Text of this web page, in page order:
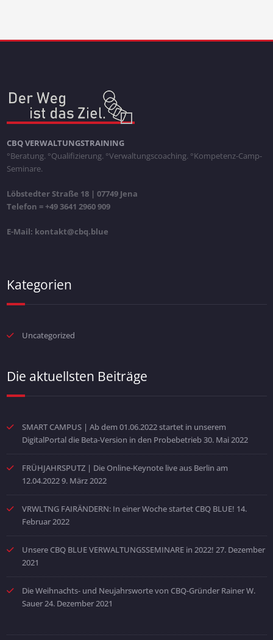
CBQ VERWALTUNGSTRAINING
°Beratung. °Qualifizierung. °Verwaltungscoaching. °Kompetenz-Camp-
Seminare.
Löbstedter Straße 18 | 07749 Jena
Telefon = +49 3641 2960 909
E-Mail: kontakt@cbq.blue
Kategorien
Uncategorized
Die aktuellsten Beiträge
SMART CAMPUS | Ab dem 01.06.2022 startet in unserem
DigitalPortal die Beta-Version in den Probebetrieb30. Mai 2022
FRÜHJAHRSPUTZ | Die Online-Keynote live aus Berlin am
12.04.20229. März 2022
VRWLTNG FAIRÄNDERN: In einer Woche startet CBQ BLUE! 14.
Februar 2022
Unsere CBQ BLUE VERWALTUNGSSEMINARE in 2022! 27. Dezember
2021
Die Weihnachts- und Neujahrsworte von CBQ-Gründer Rainer W.
Sauer24. Dezember 2021